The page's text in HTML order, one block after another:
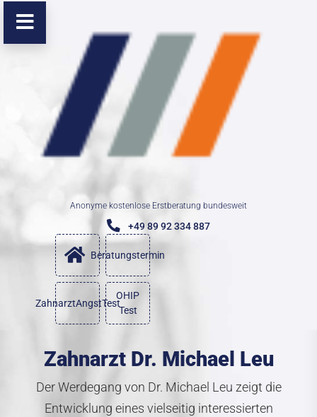
Anonyme kostenlose Erstberatung bundesweit
+49 89 92 334 887
Beratungstermin
ZahnarztAngstTest
OHIP
Test
Zahnarzt Dr. Michael Leu
Der Werdegang von Dr. Michael Leu zeigt die
Entwicklung eines vielseitig interessierten